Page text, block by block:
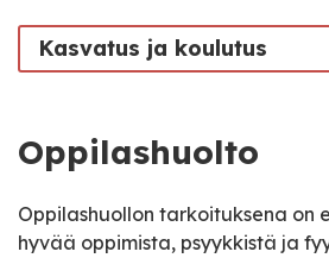
Kasvatus ja koulutus
Oppilashuolto
Oppilashuollon tarkoituksena on
hyvää oppimista, psyykkistä ja